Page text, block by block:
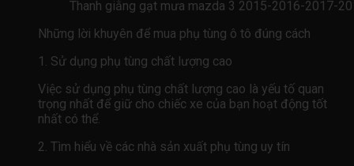
Thanh giằng gạt mưa mazda 3 2015-2016-2017-
Những lời khuyên để mua phụ tùng ô tô đúng cách
1. Sử dụng phụ tùng chất lượng cao
Việc sử dụng phụ tùng chất lượng cao là yếu tố quan
trọng nhất để giữ cho chiếc xe của bạn hoạt động tốt
nhất có thể.
2. Tìm hiểu về các nhà sản xuất phụ tùng uy tín